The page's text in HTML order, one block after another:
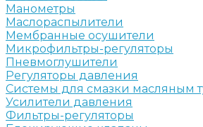
Манометры
Маслораспылители
Мембранные осушители
Микрофильтры-регуляторы
Пневмоглушители
Регуляторы давления
Системы для смазки масляным
Усилители давления
Фильтры-регуляторы